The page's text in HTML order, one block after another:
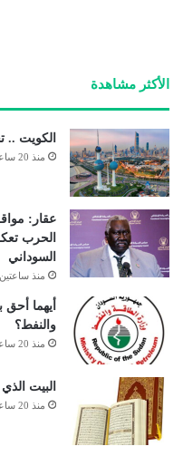
الأكثر مشاهدة
الكويت ..
منذ 20 ساعة
عقار:
الحرب
السوداني
منذ ساعتين
أيهما أحق
والنفط؟
منذ 20 ساعة
البيت
منذ 20 ساعة